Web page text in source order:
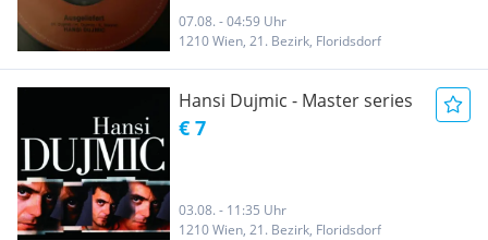
07.08. - 04:59 Uhr
1210 Wien, 21. Bezirk, Floridsdorf
Hansi Dujmic - Master series
€ 7
03.08. - 11:35 Uhr
1210 Wien, 21. Bezirk, Floridsdorf